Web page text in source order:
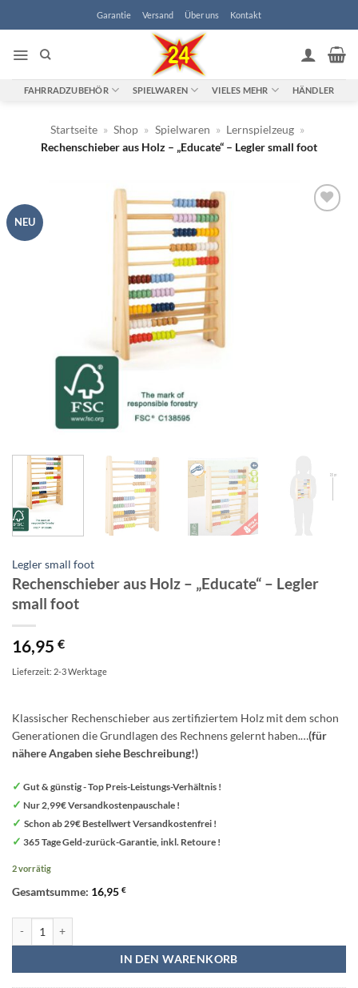
Garantie Versand Über uns Kontakt
FAHRRADZUBEHÖR SPIELWAREN VIELES MEHR HÄNDLER
Startseite » Shop » Spielwaren » Lernspielzeug »
Rechenschieber aus Holz – „Educate“ – Legler small foot
NEU
Legler small foot
Rechenschieber aus Holz – „Educate“ – Legler
small foot
16,95 €
Lieferzeit: 2-3 Werktage
Klassischer Rechenschieber aus zertifiziertem Holz mit dem schon
Generationen die Grundlagen des Rechnens gelernt haben.…(für
nähere Angaben siehe Beschreibung!)
✓ Gut & günstig - Top Preis-Leistungs-Verhältnis !
✓ Nur 2,99€ Versandkostenpauschale !
✓ Schon ab 29€ Bestellwert Versandkostenfrei !
✓ 365 Tage Geld-zurück-Garantie, inkl. Retoure !
2 vorrätig
Gesamtsumme: 16,95 €
IN DEN WARENKORB